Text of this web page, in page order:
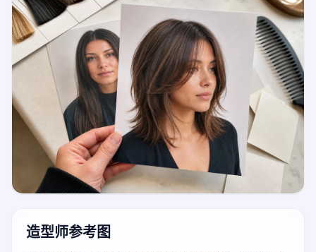
造型师参考图